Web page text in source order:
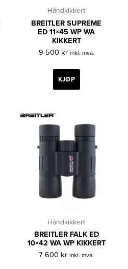
Håndkikkert
BREITLER SUPREME
ED 11×45 WP WA
KIKKERT
9 500 kr inkl. mva.
KJØP
Håndkikkert
BREITLER FALK ED
10×42 WA WP KIKKERT
7 600 kr inkl. mva.